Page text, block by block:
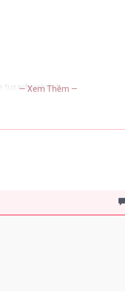
tusachxinhxinh
— Xem Thêm —